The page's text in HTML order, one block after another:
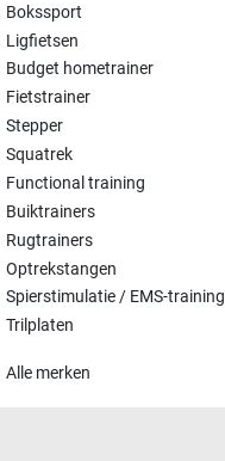
Bokssport
Ligfietsen
Budget hometrainer
Fietstrainer
Stepper
Squatrek
Functional training
Buiktrainers
Rugtrainers
Optrekstangen
Spierstimulatie / EMS-training
Trilplaten
Alle merken